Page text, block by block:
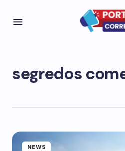
segredos
NEWS